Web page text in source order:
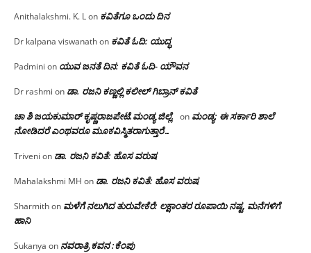
Anithalakshmi. K. Lon ಕವಿತೆಗೂ ಒಂದು ದಿನ
Dr kalpana viswanathon ಕವಿತೆ ಓದಿ: ಯುದ್ಧ
Padmini on ಯುವ ಜನತೆ ದಿನ: ಕವಿತೆ ಓದಿ- ಯೌವನ
Dr rashmi on ಡಾ. ರಜನಿ‌ ಕಣ್ಣಲ್ಲಿ ಕಲೀಲ್ ಗಿಬ್ರಾನ್ ಕವಿತೆ
ಚಾ ಶಿ ಜಯಕುಮಾರ್ ಕೃಷ್ಣರಾಜಪೇಟೆ.ಮಂಡ್ಯ ಜಿಲ್ಲೆ. on ಮಂಡ್ಯ: ಈ ಸರ್ಕಾರಿ ಶಾಲೆ
ನೋಡಿದರೆ ಎಂಥವರೂ ಮೂಕವಿಸ್ಮಿತರಾಗುತ್ತಾರೆ…
Triveni on ಡಾ. ರಜನಿ ಕವಿತೆ: ಹೊಸ ವರುಷ
Mahalakshmi MH on ಡಾ. ರಜನಿ ಕವಿತೆ: ಹೊಸ ವರುಷ
Sharmithon ಮಳೆಗೆ ನಲುಗಿದ ತುರುವೇಕೆರೆ: ಲಕ್ಷಾಂತರ ರೂಪಾಯಿ ನಷ್ಟ, ಮನೆಗಳಿಗೆ
ಹಾನಿ
Sukanya on ನವರಾತ್ರಿ ಕವನ :ಕೆಂಪು